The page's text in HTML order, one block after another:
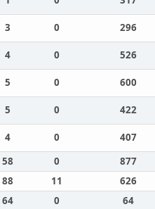
3 0
296
4 0
526
5 0
600
5 0
422
4 0
407
58 0
877
88 11
626
64 0
64